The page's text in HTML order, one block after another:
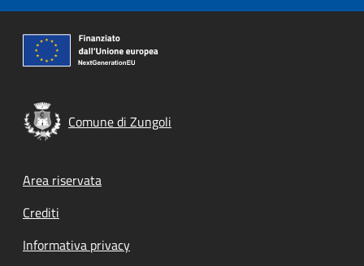
Comune di Zungoli
Footer menu
Area riservata
Crediti
Informativa privacy